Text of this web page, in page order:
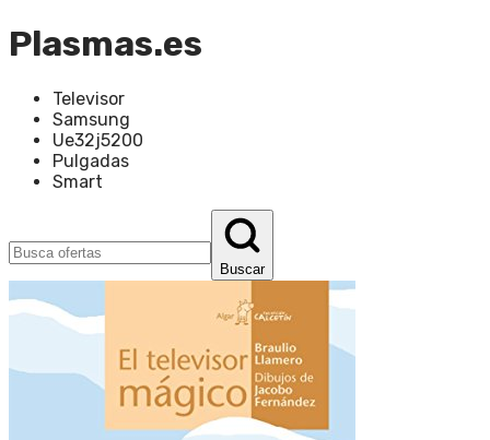
Plasmas.es
Televisor
Samsung
Ue32j5200
Pulgadas
Smart
Buscar